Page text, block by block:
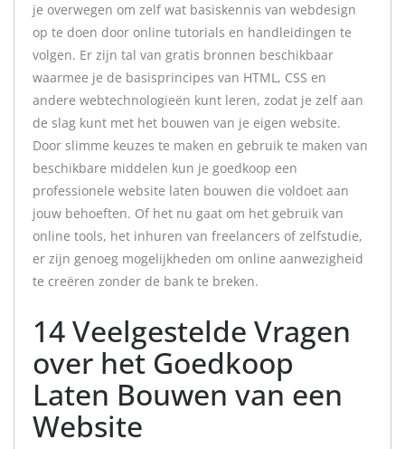
je overwegen om zelf wat basiskennis van webdesign
op te doen door online tutorials en handleidingen te
volgen. Er zijn tal van gratis bronnen beschikbaar
waarmee je de basisprincipes van HTML, CSS en
andere webtechnologieën kunt leren, zodat je zelf aan
de slag kunt met het bouwen van je eigen website.
Door slimme keuzes te maken en gebruik te maken van
beschikbare middelen kun je goedkoop een
professionele website laten bouwen die voldoet aan
jouw behoeften. Of het nu gaat om het gebruik van
online tools, het inhuren van freelancers of zelfstudie,
er zijn genoeg mogelijkheden om online aanwezigheid
te creëren zonder de bank te breken.
14 Veelgestelde Vragen
over het Goedkoop
Laten Bouwen van een
Website